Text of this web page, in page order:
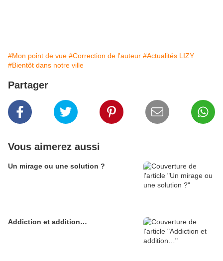
#Mon point de vue #Correction de l'auteur #Actualités LIZY
#Bientôt dans notre ville
Partager
Vous aimerez aussi
Un mirage ou une solution ?
Addiction et addition…